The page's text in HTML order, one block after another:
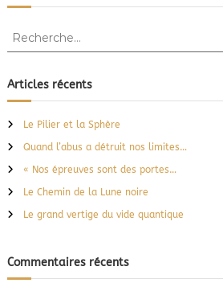
e
h
e
c
h
e
:
Articles récents
Le Pilier et la Sphère
Quand l’abus a détruit nos limites…
« Nos épreuves sont des portes…
Le Chemin de la Lune noire
Le grand vertige du vide quantique
Commentaires récents